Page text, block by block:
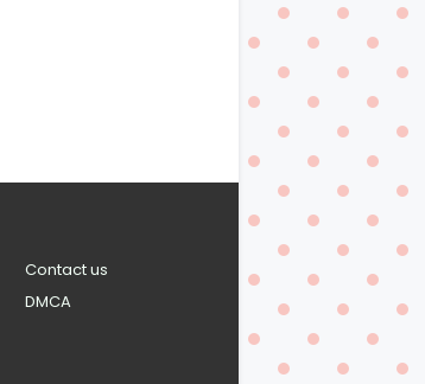
Contact us
DMCA